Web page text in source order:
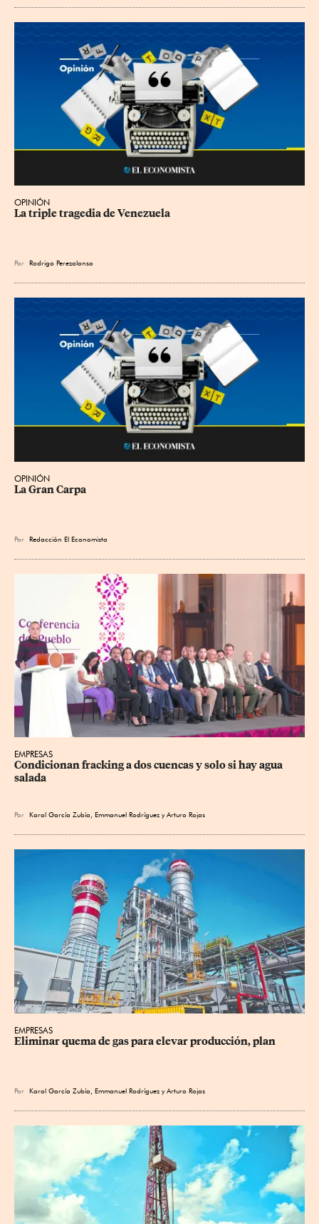
OPINIÓN
La triple tragedia de Venezuela
Por Rodrigo Perezalonso
OPINIÓN
La Gran Carpa
Por Redacción El Economista
EMPRESAS
Condicionan fracking a dos cuencas y solo si hay agua
salada
Por Karol García Zubía, Emmanuel Rodríguez yArturo Rojas
EMPRESAS
Eliminar quema de gas para elevar producción, plan
Por Karol García Zubía Emmanuel Rodríguez yArturo Rojas